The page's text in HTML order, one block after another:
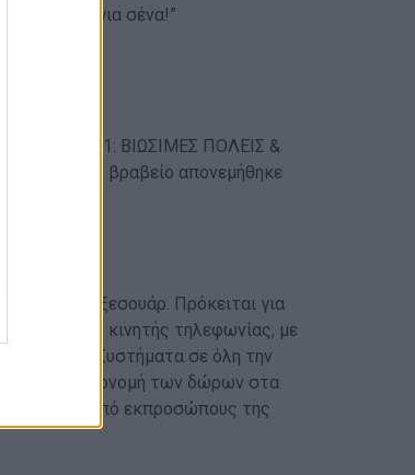
νόημα για σένα!”
Ανάπτυξης 11: ΒΙΩΣΙΜΕΣ ΠΟΛΕΙΣ &
το πρώτο βραβείο απονεμήθηκε
και αξεσουάρ. Πρόκειται για
αξεσουάρ κινητής τηλεφωνίας, με
Συστήματα σε όλη την
και η απονομή των δώρων στα
χρονιά, από εκπροσώπους της